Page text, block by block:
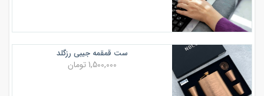
ست قمقمه جیبی رزگلد
1,500,000 تومان